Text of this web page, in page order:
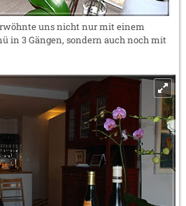
uns nicht nur mit einem
in 3 Gängen, sondern auch noch mit